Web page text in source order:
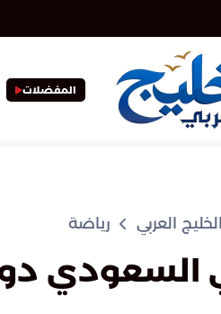
المفضلات
العربي رياضة
السعودي